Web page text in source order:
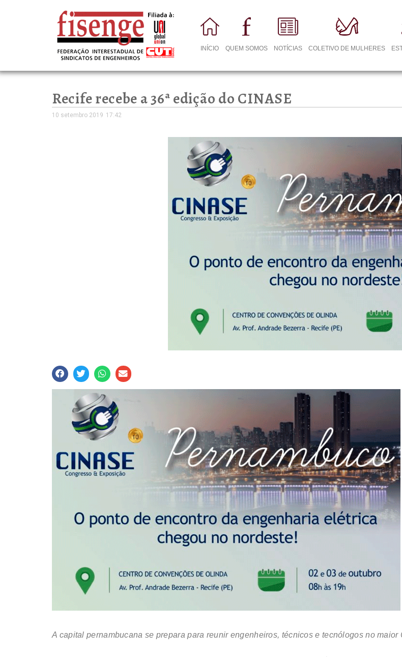
INÍCIO QUEM SOMOS NOTÍCIAS COLETIVO DE MULHERES
Recife recebe a 36ª edição do CINASE
10 setembro 2019 17:42
A capital pernambucana se prepara para reunir engenheiros, técnicos e tecnólogos no